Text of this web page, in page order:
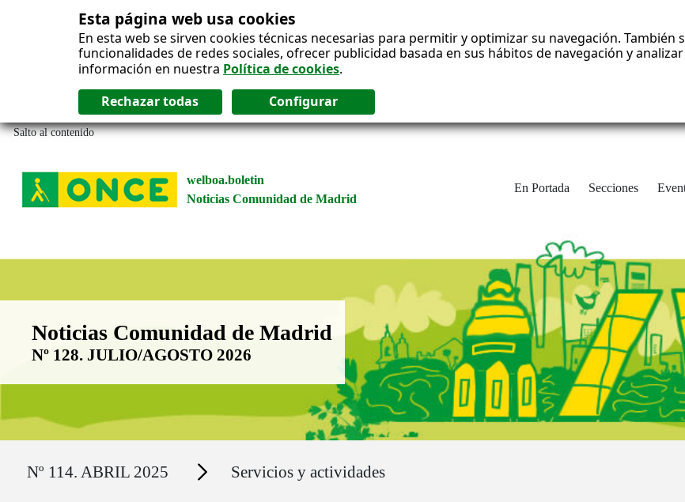
Esta página web usa cookies
En esta web se sirven cookies técnicas necesarias para permitir y optimizar su navegación.
funcionalidades de redes sociales, ofrecer publicidad basada en sus hábitos de navegación y
información en nuestra Política de cookies.
Salto al contenido
welboa.boletin
Noticias Comunidad de Madrid
En Portada Secciones
Boletín Noticias Comunidad de Madrid
Noticias Comunidad de Madrid
Nº 128. JULIO/AGOSTO 2026
Nº 114. ABRIL 2025 Secciones Servicios y actividades